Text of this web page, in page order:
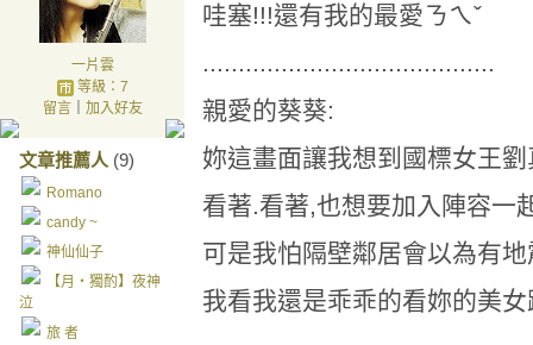
一片雲
等級：7
留言｜ 加入好友
文章推薦人 (9)
Romano
candy ~
神仙仙子
【月‧獨酌】夜神
泣
旅 者
哇塞!!!還有我的最愛ㄋㄟˇ
.........................................
親愛的葵葵:
妳這畫面讓我想到國標女王劉
看著.看著,也想要加入陣容一
可是我怕隔壁鄰居會以為有地
我看我還是乖乖的看妳的美